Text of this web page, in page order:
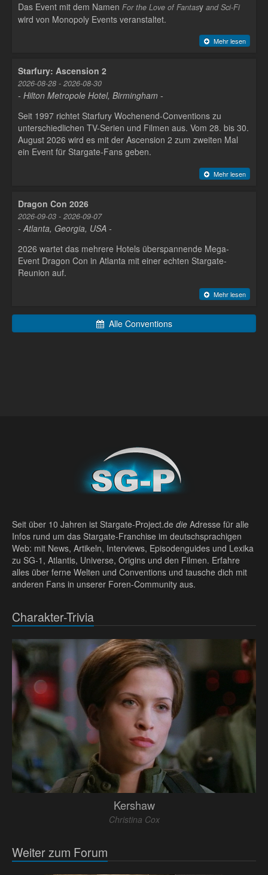
Das Event mit dem Namen For the Love of Fantasy and Sci-Fi
wird von Monopoly Events veranstaltet.
Mehr lesen
Starfury: Ascension 2
2026-08-28 - 2026-08-30
- Hilton Metropole Hotel, Birmingham -
Seit 1997 richtet Starfury Wochenend-Conventions zu
unterschiedlichen TV-Serien und Filmen aus. Vom 28. bis 30.
August 2026 wird es mit der Ascension 2 zum zweiten Mal
ein Event für Stargate-Fans geben.
Mehr lesen
Dragon Con 2026
2026-09-03 - 2026-09-07
- Atlanta, Georgia, USA -
2026 wartet das mehrere Hotels überspannende Mega-
Event Dragon Con in Atlanta mit einer echten Stargate-
Reunion auf.
Mehr lesen
Alle Conventions
Seit über 10 Jahren ist Stargate-Project.de die Adresse für alle
Infos rund um das Stargate-Franchise im deutschsprachigen
Web: mit News, Artikeln, Interviews, Episodenguides und Lexika
zu SG-1, Atlantis, Universe, Origins und den Filmen. Erfahre
alles über ferne Welten und Conventions und tausche dich mit
anderen Fans in unserer Foren-Community aus.
Charakter-Trivia
Kershaw
Christina Cox
Weiter zum Forum